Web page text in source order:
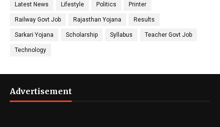
Latest News Lifestyle Politics Printer
Railway Govt Job Rajasthan Yojana Results
Sarkari Yojana Scholarship Syllabus Teacher Govt Job
Technology
Advertisement